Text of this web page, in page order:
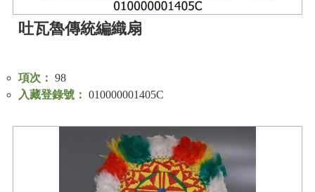
吐瓦魯傳統編織扇
項次： 98
入藏登錄號： 010000001405C